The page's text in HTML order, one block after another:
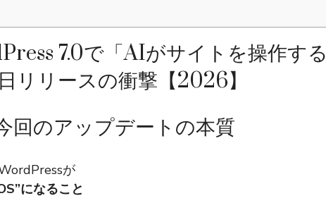
7.0で「AIがサイトを操作する
リリースの衝撃【2026】
回のアップデートの本質
が
になること